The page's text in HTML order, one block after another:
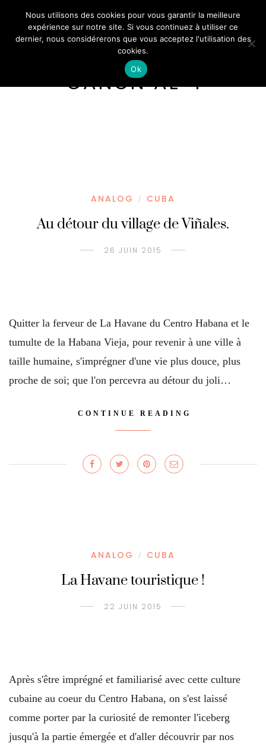
CANON AE-1
ANALOG / CUBA
Au détour du village de Viñales.
26 JUIN 2015
Quitter la ferveur de La Havane du Centro Habana et le
tumulte de la Habana Vieja, pour revenir à une ville à
taille humaine, s'imprégner d'une vie plus douce, plus
proche de soi; que l'on percevra au détour du joli…
CONTINUE READING
ANALOG / CUBA
La Havane touristique !
22 JUIN 2015
Après s'être imprégné et familiarisé avec cette culture
cubaine au coeur du Centro Habana, on s'est laissé
comme porter par la curiosité de remonter l'iceberg
jusqu'à la partie émergée et d'aller découvrir par nos
Nous utilisons des cookies pour vous garantir la meilleure
expérience sur notre site. Si vous continuez à utiliser ce
dernier, nous considérerons que vous acceptez l'utilisation des
cookies.
Ok